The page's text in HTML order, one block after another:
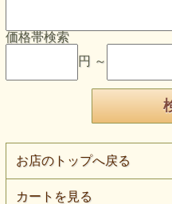
価格帯検索
円 ～
お店のトップへ戻る
カートを見る